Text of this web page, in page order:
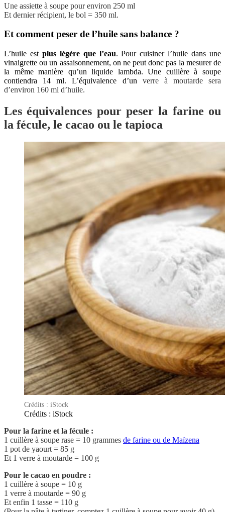
Une assiette à soupe pour environ 250 ml
Et dernier récipient, le bol = 350 ml.
Et comment peser de l’huile sans balance ?
L’huile est plus légère que l’eau. Pour cuisiner l’huile dans une
vinaigrette ou un assaisonnement, on ne peut donc pas la mesurer de
la même manière qu’un liquide lambda. Une cuillère à soupe
contiendra 14 ml. L’équivalence d’un verre à moutarde sera
d’environ 160 ml d’huile.
Les équivalences pour peser la farine ou
la fécule, le cacao ou le tapioca
Crédits : iStock
Crédits : iStock
Pour la farine et la fécule :
1 cuillère à soupe rase = 10 grammes de farine ou de Maïzena
1 pot de yaourt = 85 g
Et 1 verre à moutarde = 100 g
Pour le cacao en poudre :
1 cuillère à soupe = 10 g
1 verre à moutarde = 90 g
Et enfin 1 tasse = 110 g